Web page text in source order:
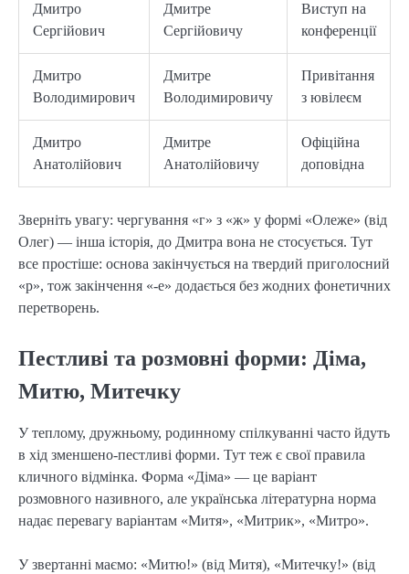
Дмитро
Сергійович
Дмитре
Сергійовичу
Виступ на
конференції
Дмитро
Володимирович
Дмитре
Володимировичу
Привітання
з ювілеєм
Дмитро
Анатолійович
Дмитре
Анатолійовичу
Офіційна
доповідна
Зверніть увагу: чергування «г» з «ж» у формі «Олеже» (від
Олег) — інша історія, до Дмитра вона не стосується. Тут
все простіше: основа закінчується на твердий приголосний
«р», тож закінчення «-е» додається без жодних фонетичних
перетворень.
Пестливі та розмовні форми: Діма,
Митю, Митечку
У теплому, дружньому, родинному спілкуванні часто йдуть
в хід зменшено-пестливі форми. Тут теж є свої правила
кличного відмінка. Форма «Діма» — це варіант
розмовного називного, але українська літературна норма
надає перевагу варіантам «Митя», «Митрик», «Митро».
У звертанні маємо: «Митю!» (від Митя), «Митечку!» (від